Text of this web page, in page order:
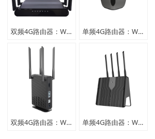
双频4G路由器：WE5927AC-A 单频4G路由器：WE5927-B
双频4G路由器：WE2805AC-E 单频4G路由器：WE2805-D